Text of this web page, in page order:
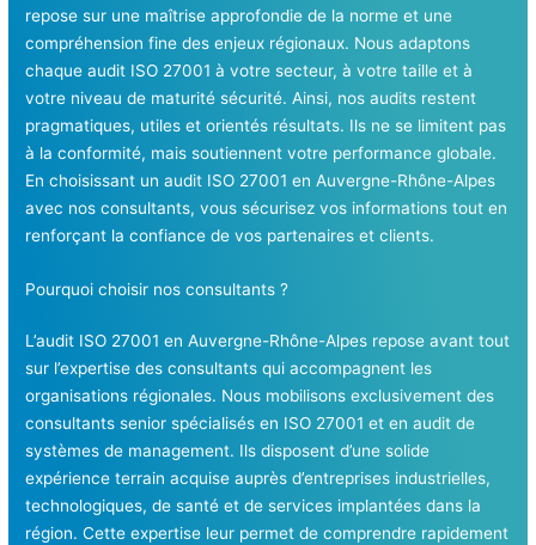
repose sur une maîtrise approfondie de la norme et une
compréhension fine des enjeux régionaux. Nous adaptons
chaque audit ISO 27001 à votre secteur, à votre taille et à
votre niveau de maturité sécurité. Ainsi, nos audits restent
pragmatiques, utiles et orientés résultats. Ils ne se limitent pas
à la conformité, mais soutiennent votre performance globale.
En choisissant un audit ISO 27001 en Auvergne-Rhône-Alpes
avec nos consultants, vous sécurisez vos informations tout en
renforçant la confiance de vos partenaires et clients.
Pourquoi choisir nos consultants ?
L’audit ISO 27001 en Auvergne-Rhône-Alpes repose avant tout
sur l’expertise des consultants qui accompagnent les
organisations régionales. Nous mobilisons exclusivement des
consultants senior spécialisés en ISO 27001 et en audit de
systèmes de management. Ils disposent d’une solide
expérience terrain acquise auprès d’entreprises industrielles,
technologiques, de santé et de services implantées dans la
région. Cette expertise leur permet de comprendre rapidement